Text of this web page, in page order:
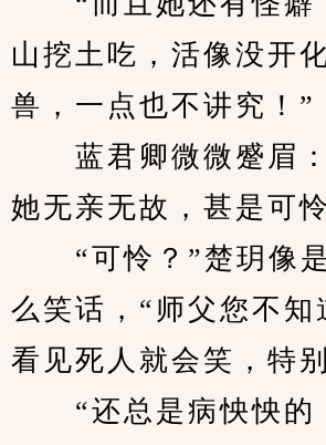
山挖土吃，活像没开
兽，一点也不讲究！”
蓝君卿微微蹙眉：
她无亲无故，甚是可
“可怜？”楚玥像是
么笑话，“师父您不知
看见死人就会笑，特
“还总是病怏怏的